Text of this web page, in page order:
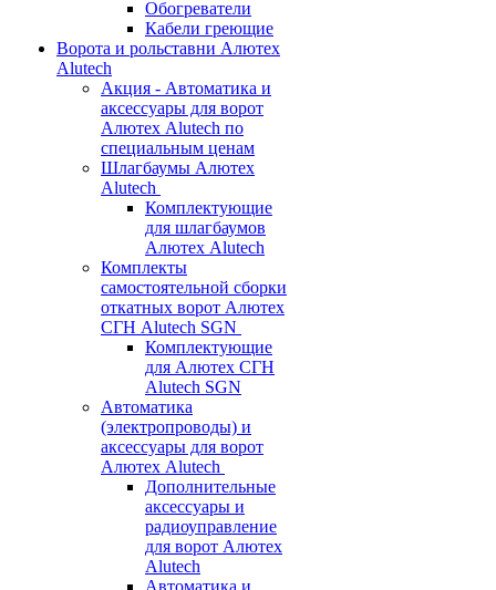
Обогреватели
Кабели греющие
Ворота и рольставни Алютех
Alutech
Акция - Автоматика и
аксессуары для ворот
Алютех Alutech по
специальным ценам
Шлагбаумы Алютех
Alutech
Комплектующие
для шлагбаумов
Алютех Alutech
Комплекты
самостоятельной сборки
откатных ворот Алютех
СГН Alutech SGN
Комплектующие
для Алютех СГН
Alutech SGN
Автоматика
(электропроводы) и
аксессуары для ворот
Алютех Alutech
Дополнительные
аксессуары и
радиоуправление
для ворот Алютех
Alutech
Автоматика и